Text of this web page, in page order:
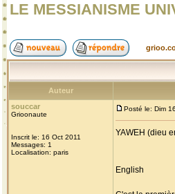
LE MESSIANISME
Auteur
souccar
Grioonaute
Inscrit le: 16 Oct 2011
Messages: 1
Localisation: paris
Posté le: Dim
YAWEH (dieu
English